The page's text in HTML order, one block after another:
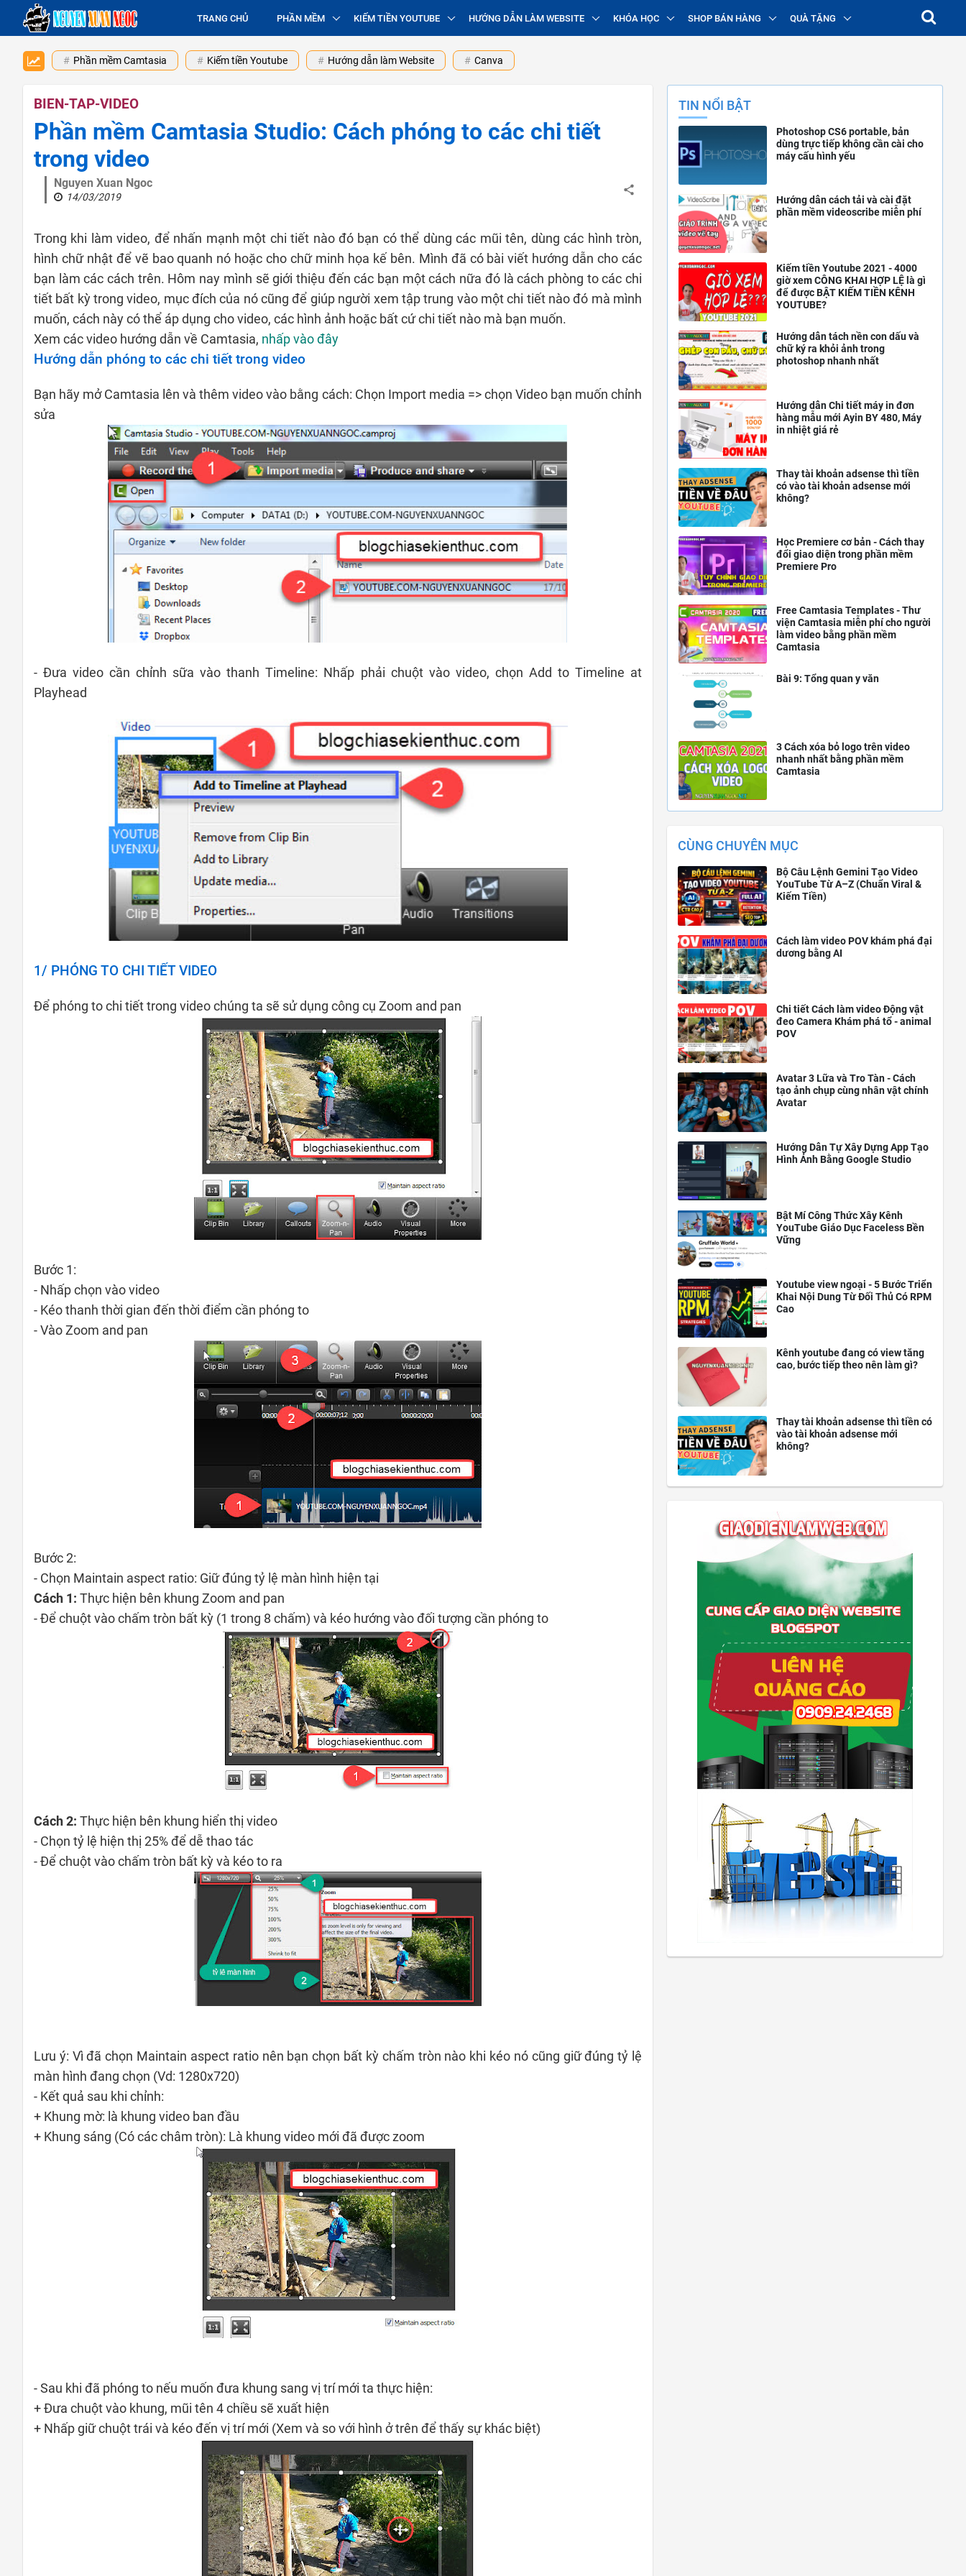
TRANG CHỦ PHẦN MỀM KIẾM TIỀN YOUTUBE HƯỚNG DẪN LÀM WEBSITE KHÓA HỌC SHOP BÁN HÀNG QUÀ TẶNG
Phần mềm Camtasia Kiếm tiền Youtube Hướng dẫn làm Website Canva
BIEN-TAP-VIDEO
Phần mềm Camtasia Studio: Cách phóng to các chi tiết
trong video
Nguyen Xuan Ngoc
14/03/2019
Trong khi làm video, để nhấn mạnh một chi tiết nào đó bạn có thể dùng các mũi tên, dùng các hình tròn,
hình chữ nhật để vẽ bao quanh nó hoặc cho chữ minh họa kế bên. Mình đã có bài viết hướng dẫn cho các
bạn làm các cách trên. Hôm nay mình sẽ giới thiệu đến các bạn một cách nữa đó là cách phòng to các chi
tiết bất kỳ trong video, mục đích của nó cũng để giúp người xem tập trung vào một chi tiết nào đó mà mình
muốn, cách này có thể áp dụng cho video, các hình ảnh hoặc bất cứ chi tiết nào mà bạn muốn.
Xem các video hướng dẫn về Camtasia, nhấp vào đây
Hướng dẫn phóng to các chi tiết trong video
Bạn hãy mở Camtasia lên và thêm video vào bằng cách: Chọn Import media => chọn Video bạn muốn chỉnh
sửa
- Đưa video cần chỉnh sữa vào thanh Timeline: Nhấp phải chuột vào video, chọn Add to Timeline at
Playhead
1/ PHÓNG TO CHI TIẾT VIDEO
Để phóng to chi tiết trong video chúng ta sẽ sử dụng công cụ Zoom and pan
Bước 1:
- Nhấp chọn vào video
- Kéo thanh thời gian đến thời điểm cần phóng to
- Vào Zoom and pan
Bước 2:
- Chọn Maintain aspect ratio: Giữ đúng tỷ lệ màn hình hiện tại
Cách 1: Thực hiện bên khung Zoom and pan
- Để chuột vào chấm tròn bất kỳ (1 trong 8 chấm) và kéo hướng vào đối tượng cần phóng to
Cách 2: Thực hiện bên khung hiển thị video
- Chọn tỷ lệ hiện thị 25% để dễ thao tác
- Để chuột vào chấm tròn bất kỳ và kéo to ra
Lưu ý: Vì đã chọn Maintain aspect ratio nên bạn chọn bất kỳ chấm tròn nào khi kéo nó cũng giữ đúng tỷ lệ
màn hình đang chọn (Vd: 1280x720)
- Kết quả sau khi chỉnh:
+ Khung mờ: là khung video ban đầu
+ Khung sáng (Có các châm tròn): Là khung video mới đã được zoom
- Sau khi đã phóng to nếu muốn đưa khung sang vị trí mới ta thực hiện:
+ Đưa chuột vào khung, mũi tên 4 chiều sẽ xuất hiện
+ Nhấp giữ chuột trái và kéo đến vị trí mới (Xem và so với hình ở trên để thấy sự khác biệt)
TIN NỔI BẬT
Photoshop CS6 portable, bản
dùng trực tiếp không cần cài cho
máy cấu hình yếu
Hướng dẫn cách tải và cài đặt
phần mềm videoscribe miễn phí
Kiếm tiền Youtube 2021 - 4000
giờ xem CÔNG KHAI HỢP LỆ là gì
để được BẬT KIẾM TIỀN KÊNH
YOUTUBE?
Hướng dẫn tách nền con dấu và
chữ ký ra khỏi ảnh trong
photoshop nhanh nhất
Hướng dẫn Chi tiết máy in đơn
hàng mẫu mới Ayin BY 480, Máy
in nhiệt giá rẻ
Thay tài khoản adsense thì tiền
có vào tài khoản adsense mới
không?
Học Premiere cơ bản - Cách thay
đổi giao diện trong phần mềm
Premiere Pro
Free Camtasia Templates - Thư
viện Camtasia miễn phí cho người
làm video bằng phần mềm
Camtasia
Bài 9: Tổng quan y văn
3 Cách xóa bỏ logo trên video
nhanh nhất bằng phần mềm
Camtasia
CÙNG CHUYÊN MỤC
Bộ Câu Lệnh Gemini Tạo Video
YouTube Từ A–Z (Chuẩn Viral &
Kiếm Tiền)
Cách làm video POV khám phá đại
dương bằng AI
Chi tiết Cách làm video Động vật
đeo Camera Khám phá tổ - animal
POV
Avatar 3 Lữa và Tro Tàn - Cách
tạo ảnh chụp cùng nhân vật chính
Avatar
Hướng Dẫn Tự Xây Dựng App Tạo
Hình Ảnh Bằng Google Studio
Bật Mí Công Thức Xây Kênh
YouTube Giáo Dục Faceless Bền
Vững
Youtube view ngoại - 5 Bước Triển
Khai Nội Dung Từ Đối Thủ Có RPM
Cao
Kênh youtube đang có view tăng
cao, bước tiếp theo nên làm gì?
Thay tài khoản adsense thì tiền có
vào tài khoản adsense mới
không?